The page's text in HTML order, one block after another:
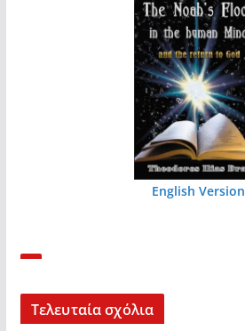
English Version
Τελευταία σχόλια